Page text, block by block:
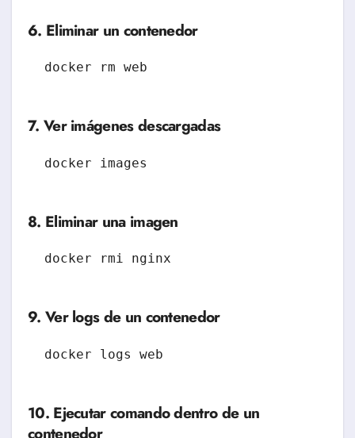
6. Eliminar un contenedor
7. Ver imágenes descargadas
8. Eliminar una imagen
9. Ver logs de un contenedor
10. Ejecutar comando dentro de un
contenedor